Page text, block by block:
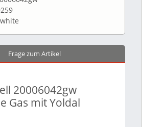
Frage zum Artikel
20006042gw
Gas mit Yoldal